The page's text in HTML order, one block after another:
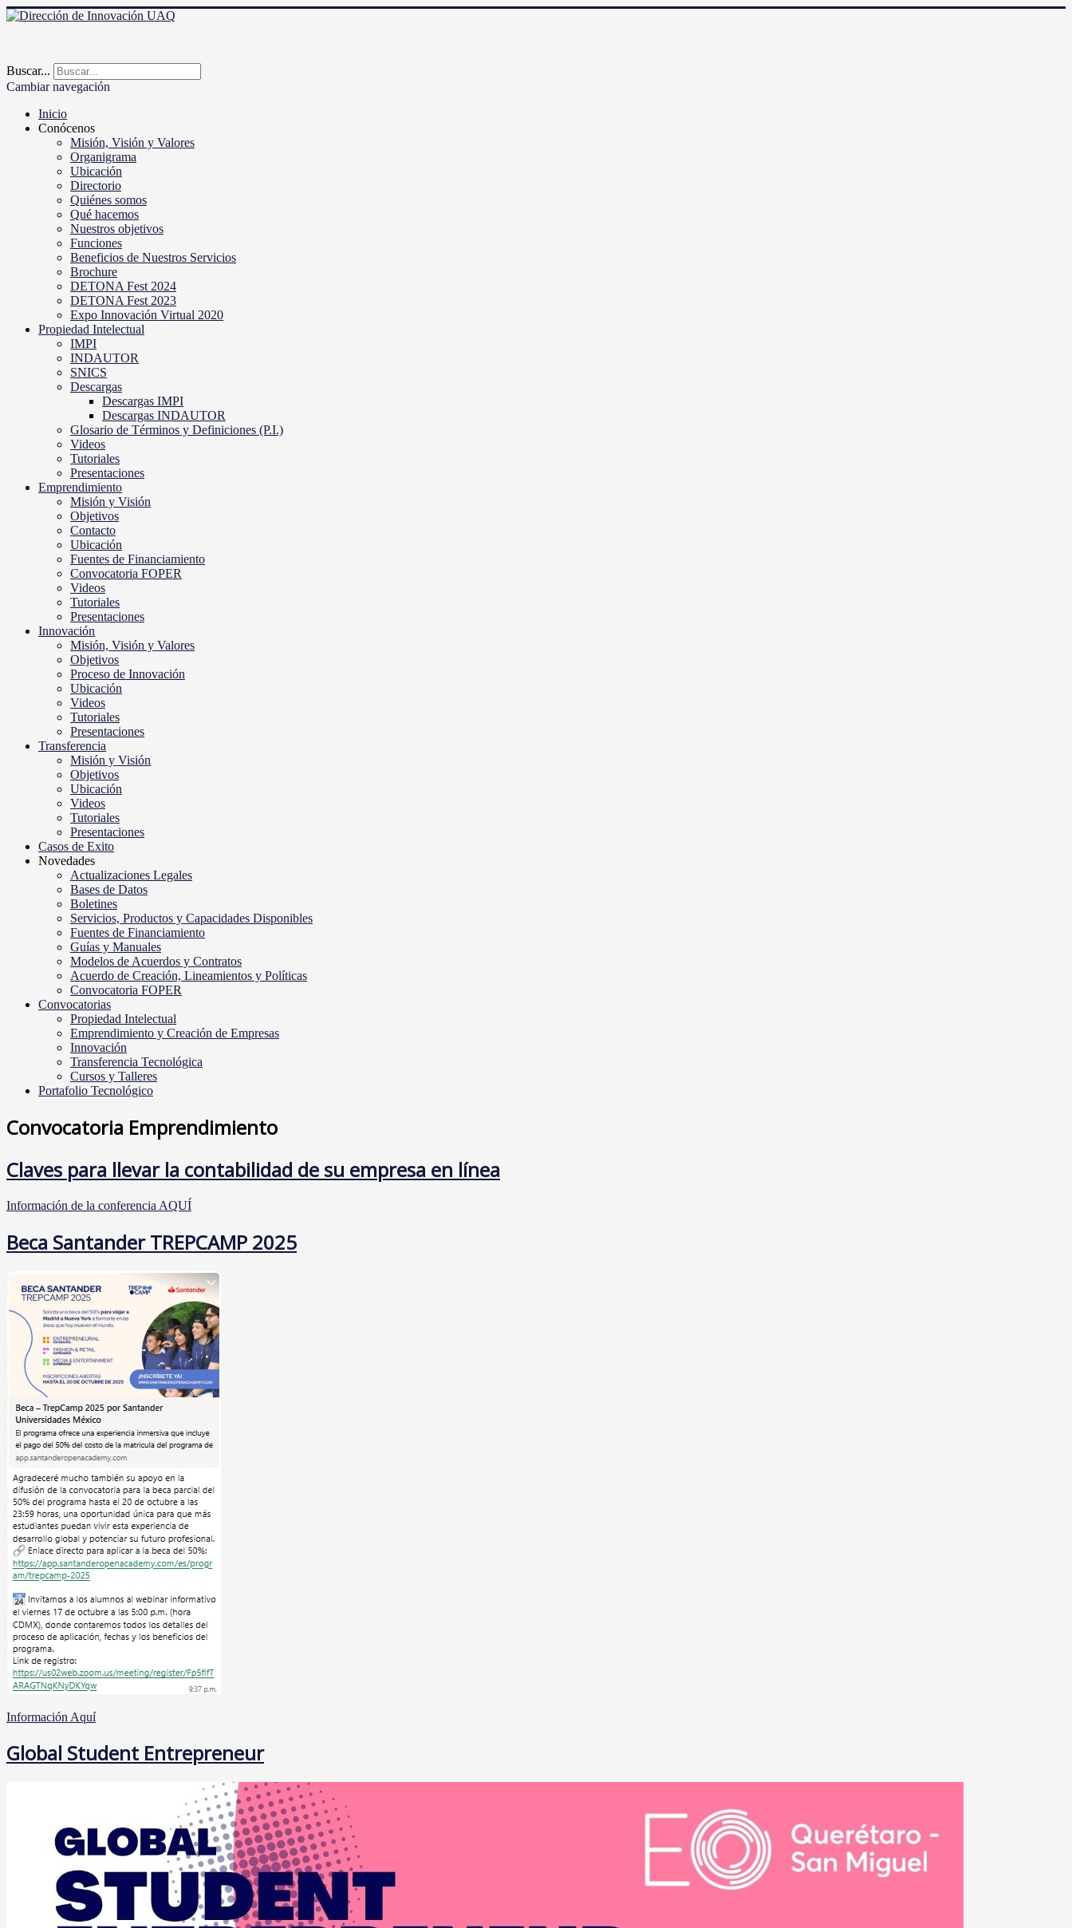
Buscar...
Cambiar navegación
Inicio
Conócenos
Misión, Visión y Valores
Organigrama
Ubicación
Directorio
Quiénes somos
Qué hacemos
Nuestros objetivos
Funciones
Beneficios de Nuestros Servicios
Brochure
DETONA Fest 2024
DETONA Fest 2023
Expo Innovación Virtual 2020
Propiedad Intelectual
IMPI
INDAUTOR
SNICS
Descargas
Descargas IMPI
Descargas INDAUTOR
Glosario de Términos y Definiciones (P.I.)
Videos
Tutoriales
Presentaciones
Emprendimiento
Misión y Visión
Objetivos
Contacto
Ubicación
Fuentes de Financiamiento
Convocatoria FOPER
Videos
Tutoriales
Presentaciones
Innovación
Misión, Visión y Valores
Objetivos
Proceso de Innovación
Ubicación
Videos
Tutoriales
Presentaciones
Transferencia
Misión y Visión
Objetivos
Ubicación
Videos
Tutoriales
Presentaciones
Casos de Exito
Novedades
Actualizaciones Legales
Bases de Datos
Boletines
Servicios, Productos y Capacidades Disponibles
Fuentes de Financiamiento
Guías y Manuales
Modelos de Acuerdos y Contratos
Acuerdo de Creación, Lineamientos y Políticas
Convocatoria FOPER
Convocatorias
Propiedad Intelectual
Emprendimiento y Creación de Empresas
Innovación
Transferencia Tecnológica
Cursos y Talleres
Portafolio Tecnológico
Convocatoria Emprendimiento
Claves para llevar la contabilidad de su empresa en línea
Información de la conferencia AQUÍ
Beca Santander TREPCAMP 2025
Información Aquí
Global Student Entrepreneur